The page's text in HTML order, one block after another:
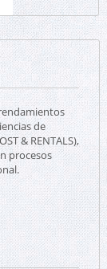
de
& RENTALS),
procesos